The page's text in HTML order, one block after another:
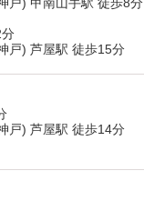
戸) 芦屋駅 徒歩15分
戸) 芦屋駅 徒歩14分